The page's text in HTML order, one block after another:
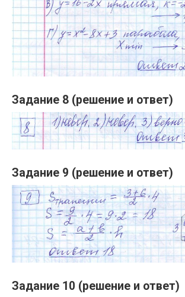
Задание 8 (решение и ответ)
Задание 9 (решение и ответ)
Задание 10 (решение и ответ)